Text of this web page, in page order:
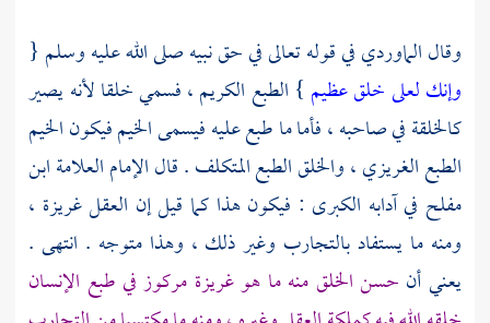
وقالالماورديفي قوله تعالى في حق نبيه صلى الله عليه وسلم {
وإنك لعلى خلق عظيم } الطبع الكريم ، فسمي خلقا لأنه يصير
كالخلقة في صاحبه ، فأما ما طبع عليه فيسمى الخيم فيكون الخيم
الطبع الغريزي ، والخلق الطبع المتكلف . قالالإمام العلامة ابن
مفلح في آدابه الكبرى : فيكون هذا كما قيل إن العقل غريزة ،
ومنه ما يستفاد بالتجارب وغير ذلك ، وهذا متوجه . انتهى .
يعني أن حسن الخلق منه ما هو غريزة مركوز في طبع الإنسان